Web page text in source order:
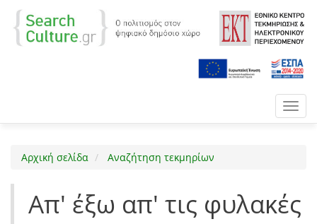
Αρχική σελίδα Αναζήτηση τεκμηρίων
Απ' έξω απ' τις φυλακές